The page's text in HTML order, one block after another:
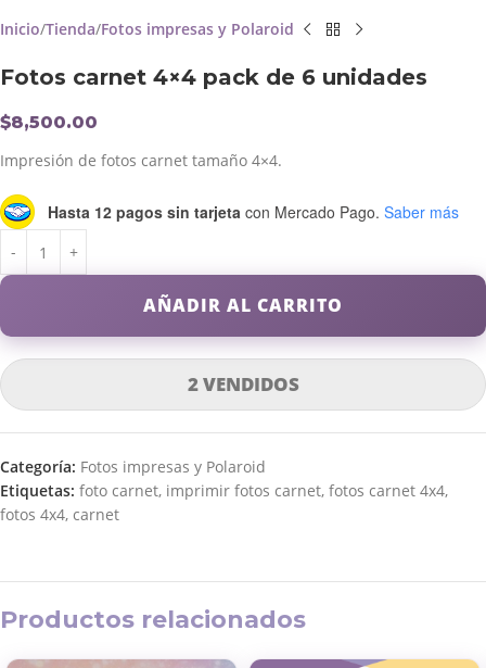
Inicio Tienda Fotos impresas y Polaroid
Fotos carnet 4×4 pack de 6 unidades
$8,500.00
Impresión de fotos carnet tamaño 4×4.
Hasta 12 pagos sin tarjeta con Mercado Pago. Saber más
AÑADIR AL CARRITO
2 VENDIDOS
Categoría: Fotos impresas y Polaroid
Etiquetas: foto carnet, imprimir fotos carnet, fotos carnet 4x4,
fotos 4x4, carnet
Productos relacionados